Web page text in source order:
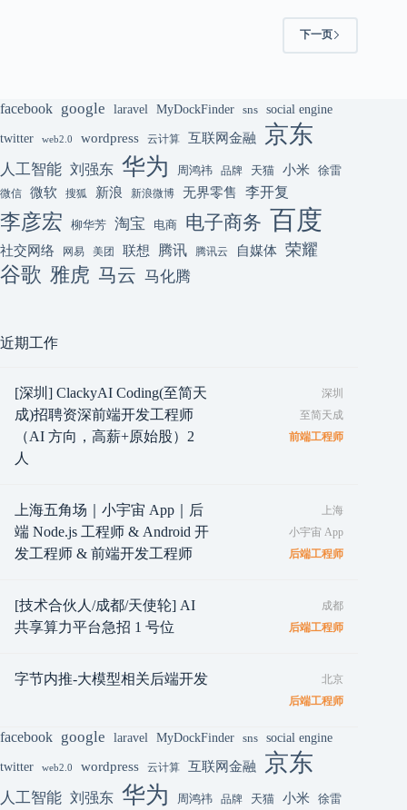
下一页
facebook google laravel MyDockFinder sns social engine
twitter web2.0 wordpress 云计算 互联网金融 京东
人工智能 刘强东 华为 周鸿祎 品牌 天猫 小米 徐雷
微信 微软 搜狐 新浪 新浪微博 无界零售 李开复
李彦宏 柳华芳 淘宝 电商 电子商务 百度
社交网络 网易 美团 联想 腾讯 腾讯云 自媒体 荣耀
谷歌 雅虎 马云 马化腾
近期工作
[深圳] ClackyAI Coding(至简天
成)招聘资深前端开发工程师
（AI 方向，高薪+原始股）2
人
深圳
至简天成
前端工程师
上海五角场｜小宇宙 App｜后
端 Node.js 工程师 & Android 开
发工程师 & 前端开发工程师
上海
小宇宙 App
后端工程师
[技术合伙人/成都/天使轮] AI
共享算力平台急招 1 号位
成都
后端工程师
字节内推-大模型相关后端开发
北京
后端工程师
facebook google laravel MyDockFinder sns social engine
twitter web2.0 wordpress 云计算 互联网金融 京东
人工智能 刘强东 华为 周鸿祎 品牌 天猫 小米 徐雷